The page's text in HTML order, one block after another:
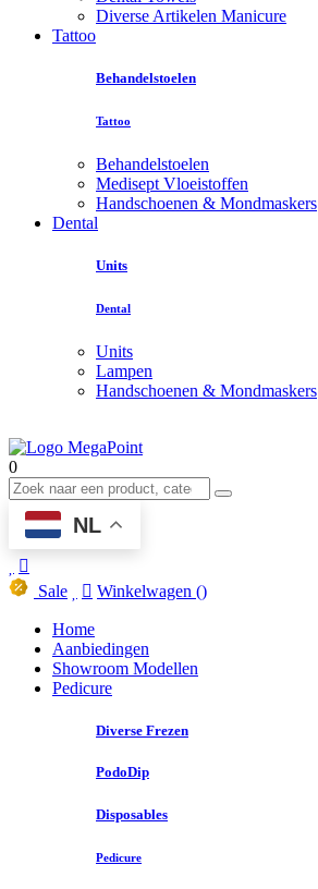
Diverse Artikelen Manicure
Tattoo
Behandelstoelen
Tattoo
Behandelstoelen
Medisept Vloeistoffen
Handschoenen & Mondmaskers
Dental
Units
Dental
Units
Lampen
Handschoenen & Mondmaskers
0
NL
Sale Winkelwagen ()
Home
Aanbiedingen
Showroom Modellen
Pedicure
Diverse Frezen
PodoDip
Disposables
Pedicure